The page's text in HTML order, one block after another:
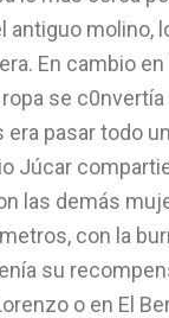
antiguo molino,
En cambio
se
era pasar todo
Júcar
las demás
con la
su
o en El